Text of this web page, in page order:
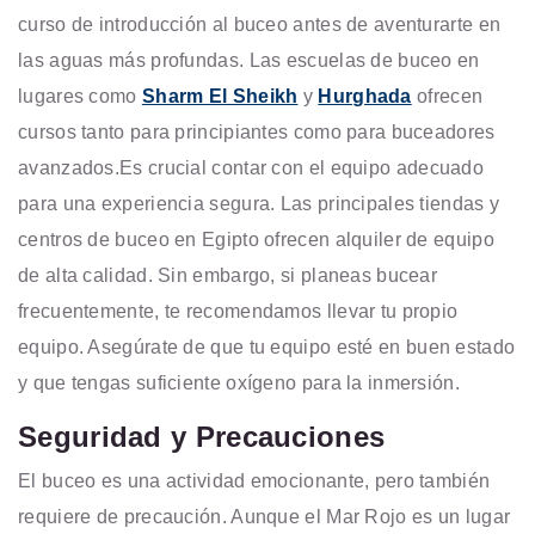
curso de introducción al buceo antes de aventurarte en
las aguas más profundas. Las escuelas de buceo en
lugares como Sharm El Sheikh y Hurghada ofrecen
cursos tanto para principiantes como para buceadores
avanzados.Es crucial contar con el equipo adecuado
para una experiencia segura. Las principales tiendas y
centros de buceo en Egipto ofrecen alquiler de equipo
de alta calidad. Sin embargo, si planeas bucear
frecuentemente, te recomendamos llevar tu propio
equipo. Asegúrate de que tu equipo esté en buen estado
y que tengas suficiente oxígeno para la inmersión.
Seguridad y Precauciones
El buceo es una actividad emocionante, pero también
requiere de precaución. Aunque el Mar Rojo es un lugar